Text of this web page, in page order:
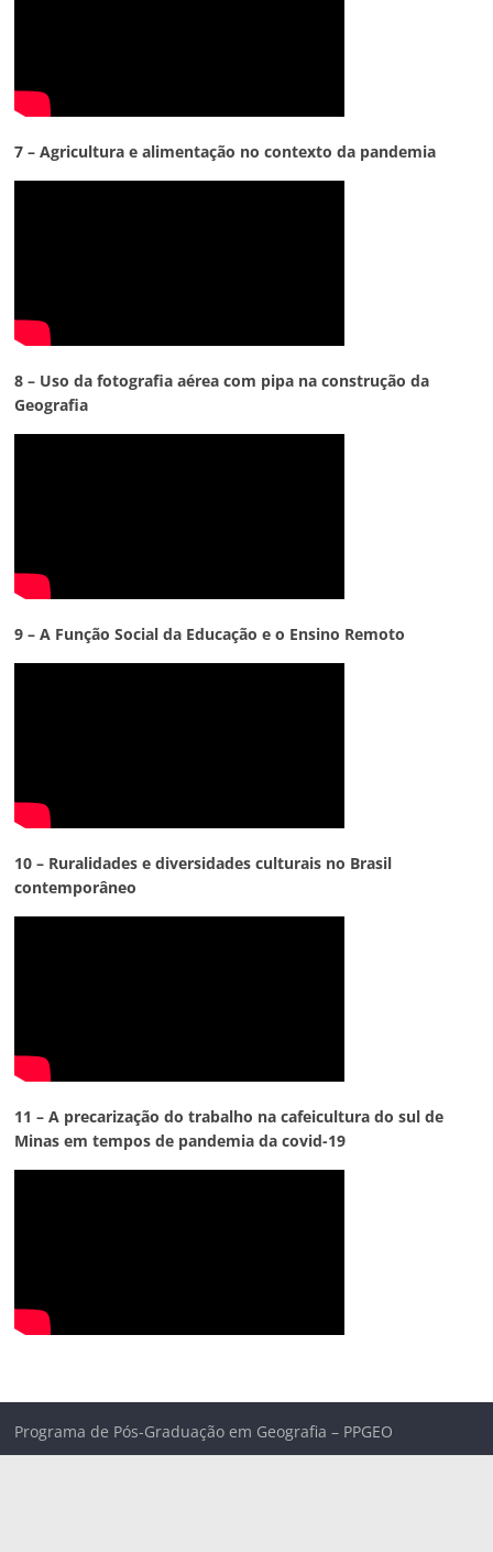
7 – Agricultura e alimentação no contexto da pandemia
8 – Uso da fotografia aérea com pipa na construção da
Geografia
9 – A Função Social da Educação e o Ensino Remoto
10 – Ruralidades e diversidades culturais no Brasil
contemporâneo
11 – A precarização do trabalho na cafeicultura do sul de
Minas em tempos de pandemia da covid-19
Programa de Pós-Graduação em Geografia – PPGEO